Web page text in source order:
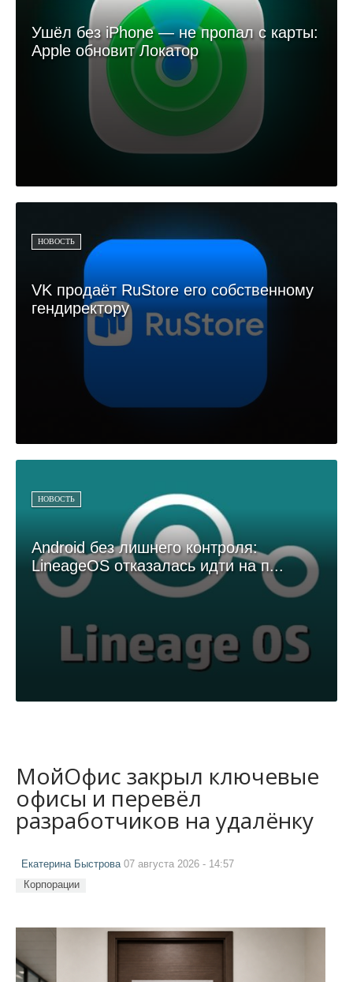
Ушёл без iPhone — не пропал с карты:
Apple обновит Локатор
НОВОСТЬ
VK продаёт RuStore его собственному
гендиректору
НОВОСТЬ
Android без лишнего контроля:
LineageOS отказалась идти на п...
МойОфис закрыл ключевые
офисы и перевёл
разработчиков на удалёнку
Екатерина Быстрова07 августа 2026 - 14:57
Корпорации